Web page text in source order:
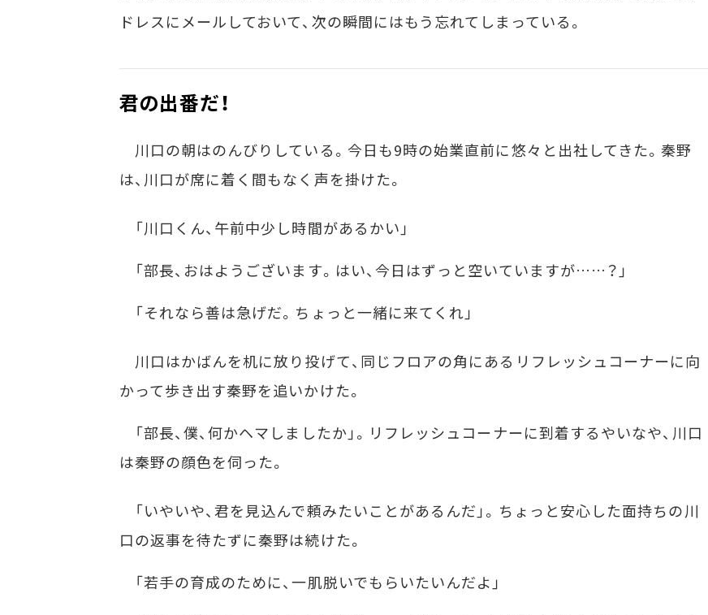
ドレスにメールしておいて、次の瞬間にはもう忘れてしまっている。
君の出番だ！
川口の朝はのんびりしている。今日も9時の始業直前に悠々と出社してきた。秦野
は、川口が席に着く間もなく声を掛けた。
「川口くん、午前中少し時間があるかい」
「部長、おはようございます。はい、今日はずっと空いていますが……？」
「それなら善は急げだ。ちょっと一緒に来てくれ」
川口はかばんを机に放り投げて、同じフロアの角にあるリフレッシュコーナーに向
かって歩き出す秦野を追いかけた。
「部長、僕、何かヘマしましたか」。リフレッシュコーナーに到着するやいなや、川口
は秦野の顔色を伺った。
「いやいや、君を見込んで頼みたいことがあるんだ」。ちょっと安心した面持ちの川
口の返事を待たずに秦野は続けた。
「若手の育成のために、一肌脱いでもらいたいんだよ」